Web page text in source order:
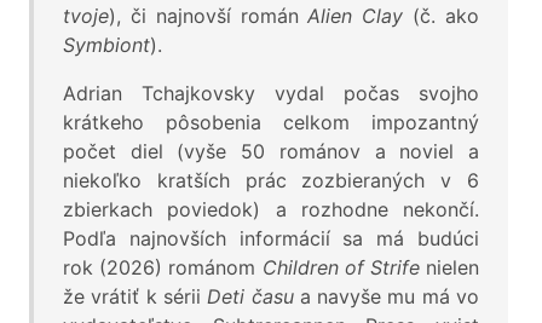
tvoje), či najnovší románAlien Clay (č. ako
Symbiont).
Adrian Tchajkovsky vydal počas svojho
krátkeho pôsobenia celkom impozantný
počet diel (vyše 50 románov a noviel a
niekoľko kratších prác zozbieraných v 6
zbierkach poviedok) a rozhodne nekončí.
Podľa najnovších informácií sa má budúci
rok (2026) románom Children of Strifenielen
že vrátiť k sérii Deti časua navyše mu má vo